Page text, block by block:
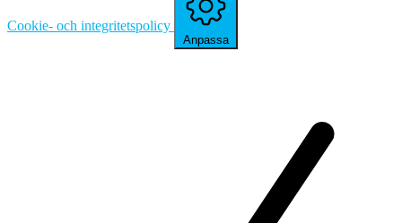
Cookie- och integritetspolicy
Anpassa